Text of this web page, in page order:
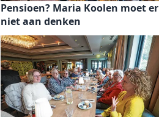
Pensioen? Maria Koolen moet er
niet aan denken